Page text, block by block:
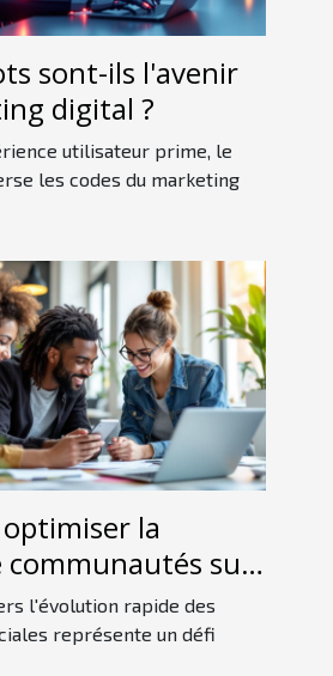
sont-ils l'avenir
digital ?
utilisateur prime, le
les codes du marketing
la
communautés sur
plateformes
l'évolution rapide des
représente un défi